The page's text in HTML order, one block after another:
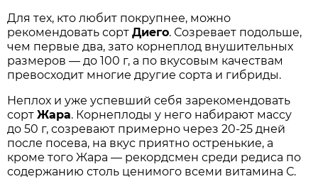
Для тех, кто любит покрупнее, можно
рекомендовать сортДиего. Созревает подольше,
чем первые два, зато корнеплод внушительных
размеров — до 100 г, а по вкусовым качествам
превосходит многие другие сорта и гибриды.
Неплох и уже успевший себя зарекомендовать
сортЖара. Корнеплоды у него набирают массу
до 50 г, созревают примерно через 20-25 дней
после посева, на вкус приятно остренькие, а
кроме того Жара — рекордсмен среди редиса по
содержанию столь ценимого всеми витамина С.